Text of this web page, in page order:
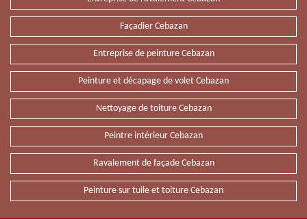
Façadier Cebazan
Entreprise de peinture Cebazan
Peinture et décapage de volet Cebazan
Nettoyage de toiture Cebazan
Peintre intérieur Cebazan
Ravalement de façade Cebazan
Peinture sur tuile et toiture Cebazan